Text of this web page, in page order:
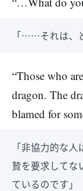
「……それは、
“Those who
dragon. The
blamed for
「非協力的な
贄を要求してな
ているのです」